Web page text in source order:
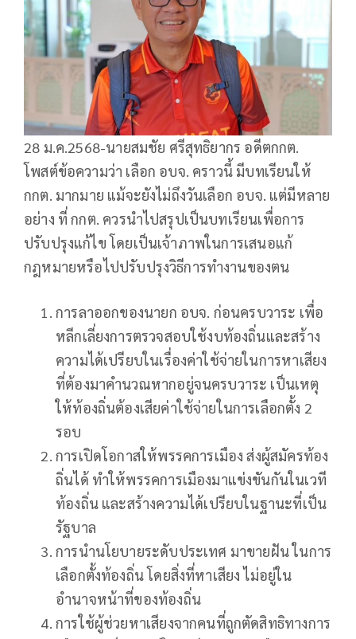
28 ม.ค.2568-นายสมชัย ศรีสุทธิยากร อดีตกกต.
โพสต์ข้อความว่า เลือก อบจ. คราวนี้ มีบทเรียนให้
กกต. มากมาย แม้จะยังไม่ถึงวันเลือก อบจ. แต่มีหลาย
อย่าง ที่ กกต. ควรนำไปสรุปเป็นบทเรียนเพื่อการ
ปรับปรุงแก้ไข โดยเป็นเจ้าภาพในการเสนอแก้
กฎหมายหรือไปปรับปรุงวิธีการทำงานของตน
การลาออกของนายก อบจ. ก่อนครบวาระ เพื่อ
หลีกเลี่ยงการตรวจสอบใช้งบท้องถิ่นและสร้าง
ความได้เปรียบในเรื่องค่าใช้จ่ายในการหาเสียง
ที่ต้องมาคำนวณหากอยู่จนครบวาระ เป็นเหตุ
ให้ท้องถิ่นต้องเสียค่าใช้จ่ายในการเลือกตั้ง 2
รอบ
การเปิดโอกาสให้พรรคการเมือง ส่งผู้สมัครท้อง
ถิ่นได้ ทำให้พรรคการเมืองมาแข่งขันกันในเวที
ท้องถิ่น และสร้างความได้เปรียบในฐานะที่เป็น
รัฐบาล
การนำนโยบายระดับประเทศ มาขายฝัน ในการ
เลือกตั้งท้องถิ่น โดยสิ่งที่หาเสียง ไม่อยู่ใน
อำนาจหน้าที่ของท้องถิ่น
การใช้ผู้ช่วยหาเสียงจากคนที่ถูกตัดสิทธิทางการ